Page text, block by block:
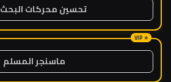
تحسين محركات البحث SEO
ماسنجر المسلم